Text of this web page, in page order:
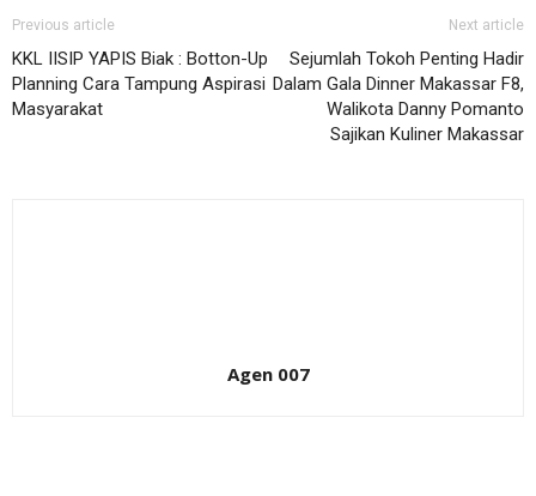
Previous article
KKL IISIP YAPIS Biak : Botton-Up
Planning Cara Tampung Aspirasi
Masyarakat
Next article
Sejumlah Tokoh Penting Hadir
Dalam Gala Dinner Makassar F8,
Walikota Danny Pomanto
Sajikan Kuliner Makassar
Agen 007